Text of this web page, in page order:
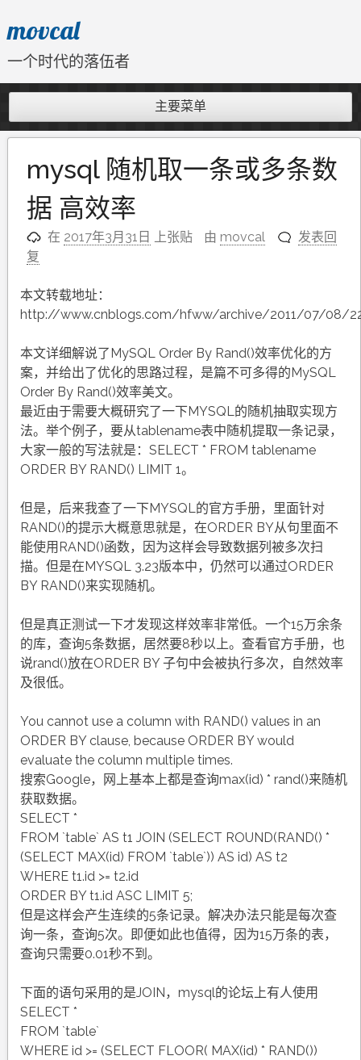
至
内
movcal
一个时代的落伍者
主要菜单
mysql 随机取一条或多条数
据 高效率
在 2017年3月31日 上张贴 由 movcal
发表回
复
本文转载地址：
http://www.cnblogs.com/hfww/archive/2011/07/08/
本文详细解说了MySQL Order By Rand()效率优化的方
案，并给出了优化的思路过程，是篇不可多得的MySQL
Order By Rand()效率美文。
最近由于需要大概研究了一下MYSQL的随机抽取实现方
法。举个例子，要从tablename表中随机提取一条记录，
大家一般的写法就是：SELECT * FROM tablename
ORDER BY RAND() LIMIT 1。
但是，后来我查了一下MYSQL的官方手册，里面针对
RAND()的提示大概意思就是，在ORDER BY从句里面不
能使用RAND()函数，因为这样会导致数据列被多次扫
描。但是在MYSQL 3.23版本中，仍然可以通过ORDER
BY RAND()来实现随机。
但是真正测试一下才发现这样效率非常低。一个15万余条
的库，查询5条数据，居然要8秒以上。查看官方手册，也
说rand()放在ORDER BY 子句中会被执行多次，自然效率
及很低。
You cannot use a column with RAND() values in an
ORDER BY clause, because ORDER BY would
evaluate the column multiple times.
搜索Google，网上基本上都是查询max(id) * rand()来随机
获取数据。
SELECT *
FROM `table` AS t1 JOIN (SELECT ROUND(RAND() *
(SELECT MAX(id) FROM `table`)) AS id) AS t2
WHERE t1.id >= t2.id
ORDER BY t1.id ASC LIMIT 5;
但是这样会产生连续的5条记录。解决办法只能是每次查
询一条，查询5次。即便如此也值得，因为15万条的表，
查询只需要0.01秒不到。
下面的语句采用的是JOIN，mysql的论坛上有人使用
SELECT *
FROM `table`
WHERE id >= (SELECT FLOOR( MAX(id) * RAND())